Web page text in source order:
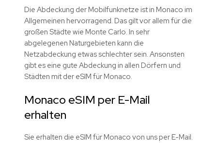
Die Abdeckung der Mobilfunknetze ist in Monaco im
Allgemeinen hervorragend. Das gilt vor allem für die
großen Städte wie Monte Carlo. In sehr
abgelegenen Naturgebieten kann die
Netzabdeckung etwas schlechter sein. Ansonsten
gibt es eine gute Abdeckung in allen Dörfern und
Städten mit der eSIM für Monaco.
Monaco eSIM per E-Mail
erhalten
Sie erhalten die eSIM für Monaco von uns per E-Mail.